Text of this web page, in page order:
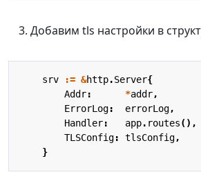
Добавим tls настройки в
srv := &http.Server{
Addr: *addr,
ErrorLog: errorLog,
Handler: app. routes(),
TLSConfig: tlsConfig,
}